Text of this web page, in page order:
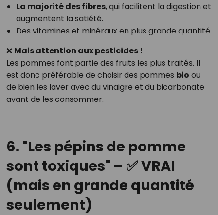
La majorité des fibres, qui facilitent la digestion et
augmentent la satiété.
Des vitamines et minéraux en plus grande quantité.
❌ Mais attention aux pesticides !
Les pommes font partie des fruits les plus traités. Il
est donc préférable de choisir des pommes bio ou
de bien les laver avec du vinaigre et du bicarbonate
avant de les consommer.
6. "Les pépins de pomme
sont toxiques" – ✅ VRAI
(mais en grande quantité
seulement)